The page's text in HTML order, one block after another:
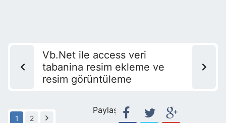
Vb.Net ile access veri
tabanina resim ekleme ve
resim görüntüleme
1 2
Paylaş: